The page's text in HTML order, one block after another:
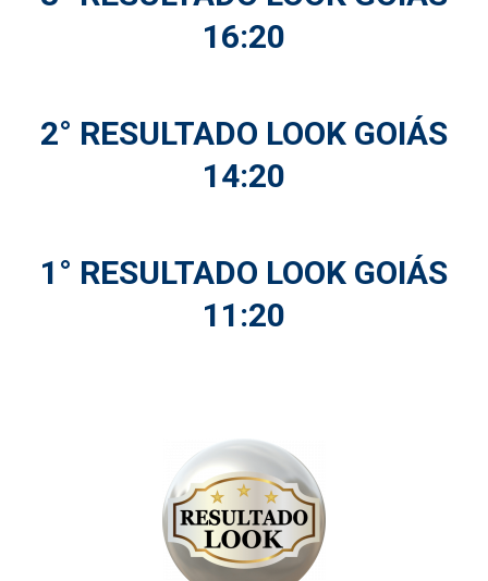
16:20
2° RESULTADO LOOK GOIÁS
14:20
1° RESULTADO LOOK GOIÁS
11:20